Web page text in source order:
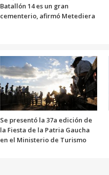
Batallón 14 es un gran
cementerio, afirmó Metediera
Se presentó la 37a edición de
la Fiesta de la Patria Gaucha
en el Ministerio de Turismo